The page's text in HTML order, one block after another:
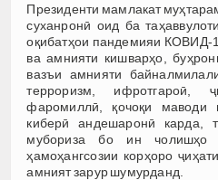
Президенти мамлакат
суханронӣ оид ба
оқибатҳои пандемияи КОВИД-
ва амнияти кишварҳо,
вазъи амнияти
терроризм, ифротгароӣ,
фаромиллӣ, қочоқи маводи
киберӣ андешаронӣ карда,
мубориза бо ин чолишҳо
ҳамоҳангсозии корҳоро
амният зарур шумурданд.